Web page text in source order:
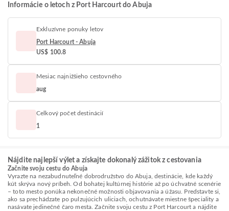
Informácie o letoch z Port Harcourt do Abuja
Exkluzívne ponuky letov
Port Harcourt - Abuja
US$ 100.8
Mesiac najnižšieho cestovného
aug
Celkový počet destinácií
1
Nájdite najlepší výlet a získajte dokonalý zážitok z cestovania
Začnite svoju cestu do Abuja
Vyrazte na nezabudnuteľné dobrodružstvo do Abuja, destinácie, kde každý
kút skrýva nový príbeh. Od bohatej kultúrnej histórie až po úchvatné scenérie
– toto mesto ponúka nekonečné možnosti objavovania a úžasu. Predstavte si,
ako sa prechádzate po pulzujúcich uliciach, ochutnávate miestne špeciality a
nasávate jedinečné čaro mesta. Začnite svoju cestu z Port Harcourt a nájdite